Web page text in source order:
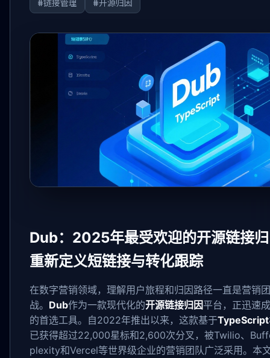
#链接管理 #开源归因
Dub：2025年最受欢迎的开源链接
重新定义短链接与转化跟踪
在数字营销领域，理解用户旅程和归因路径一直是营销
战。 Dub作为一款现代化的开源链接归因平台，正迅速
的首选工具。自2022年推出以来，这款基于TypeScript
已获得超过22,000星标和2,600次分叉，被Twilio、
plexity和Vercel等世界级企业的营销团队广泛采用。本